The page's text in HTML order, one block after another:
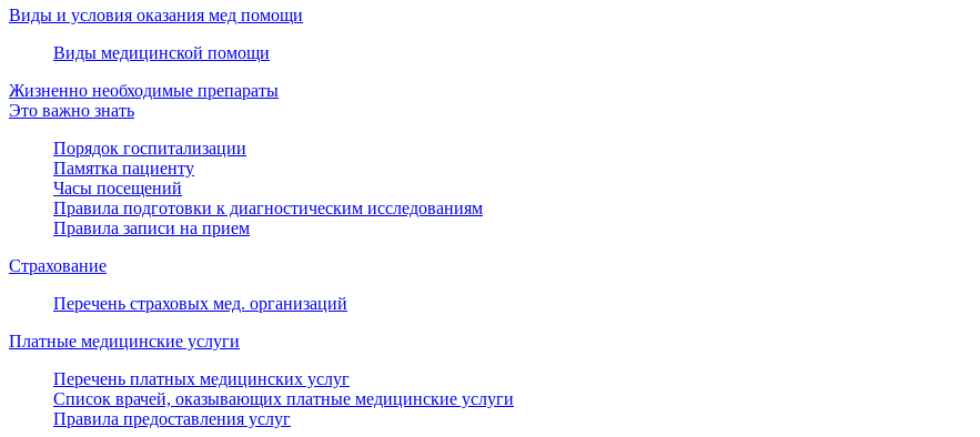
Виды и условия оказания мед помощи
Виды медицинской помощи
Жизненно необходимые препараты
Это важно знать
Порядок госпитализации
Памятка пациенту
Часы посещений
Правила подготовки к диагностическим исследованиям
Правила записи на прием
Страхование
Перечень страховых мед. организаций
Платные медицинские услуги
Перечень платных медицинских услуг
Список врачей, оказывающих платные медицинские услуги
Правила предоставления услуг